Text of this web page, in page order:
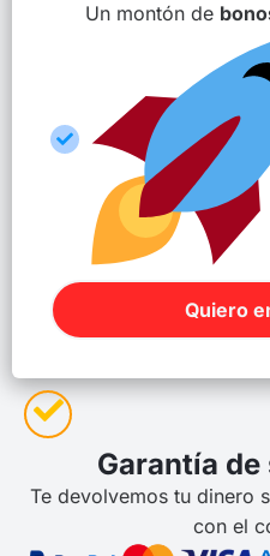
Un montón de
Quiero
Garantía
Te devolvemos tu dinero
con el